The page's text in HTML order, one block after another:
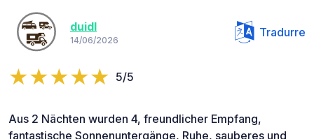
duidl
14/06/2026
Tradurre
5/5
Aus 2 Nächten wurden 4, freundlicher Empfang,
fantastische Sonnenuntergänge, Ruhe, sauberes und